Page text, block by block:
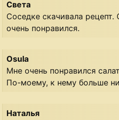
Света
Соседке скачивала рецепт.
очень понравился.
Osula
Мне очень понравился
По-моему, к нему больше
Наталья